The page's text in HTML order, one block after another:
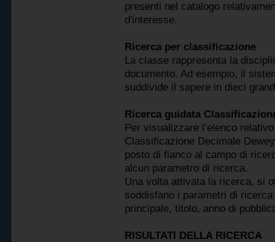
presenti nel catalogo
d'interesse.
Ricerca per classificazione
La classe rappresenta la
documento. Ad esempio, il
suddivide il sapere in dieci
Ricerca guidata
Per visualizzare l’elenco
Classificazione Decimale
posto di fianco al campo di
alcun parametro di ricerca.
Una volta attivata la ricerca, si
soddisfano i parametri di
principale, titolo, anno di
RISULTATI DELLA RICERCA